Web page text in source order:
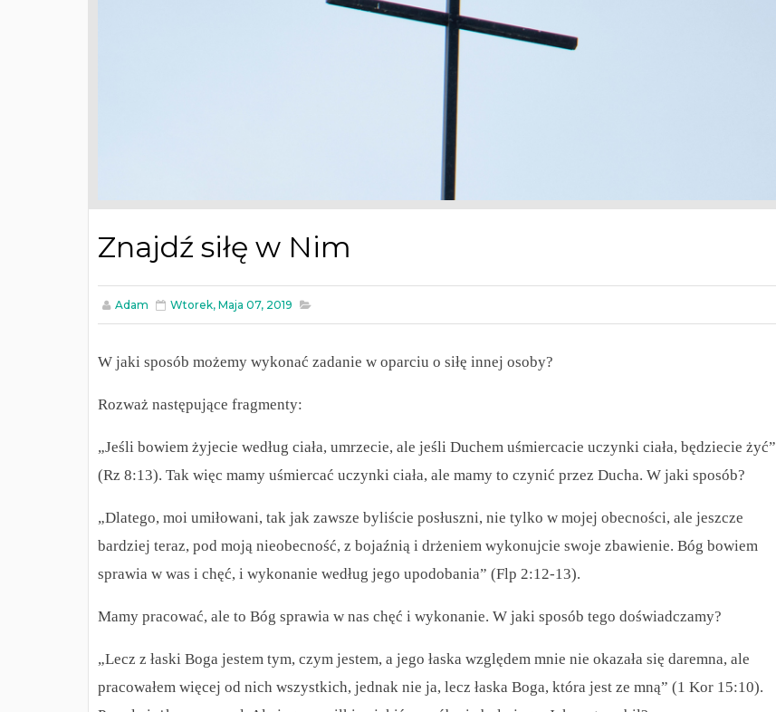
Znajdź siłę w Nim
Adam Wtorek, Maja 07, 2019
W jaki sposób możemy wykonać zadanie w oparciu o siłę innej osoby?
Rozważ następujące fragmenty:
„Jeśli bowiem żyjecie według ciała, umrzecie, ale jeśli Duchem uśmiercacie uczynki ciała, będziecie żyć”
(Rz 8:13). Tak więc mamy uśmiercać uczynki ciała, ale mamy to czynić przez Ducha. W jaki sposób?
„Dlatego, moi umiłowani, tak jak zawsze byliście posłuszni, nie tylko w mojej obecności, ale jeszcze
bardziej teraz, pod moją nieobecność, z bojaźnią i drżeniem wykonujcie swoje zbawienie. Bóg bowiem
sprawia w was i chęć, i wykonanie według jego upodobania” (Flp 2:12-13).
Mamy pracować, ale to Bóg sprawia w nas chęć i wykonanie. W jaki sposób tego doświadczamy?
„Lecz z łaski Boga jestem tym, czym jestem, a jego łaska względem mnie nie okazała się daremna, ale
pracowałem więcej od nich wszystkich, jednak nie ja, lecz łaska Boga, która jest ze mną” (1 Kor 15:10).